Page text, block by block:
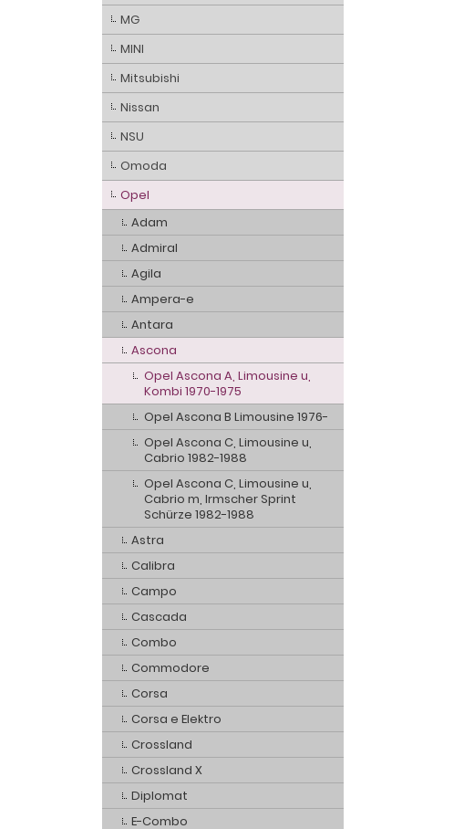
MG
MINI
Mitsubishi
Nissan
NSU
Omoda
Opel
Adam
Admiral
Agila
Ampera-e
Antara
Ascona
Opel Ascona A, Limousine u,
Kombi 1970-1975
Opel Ascona B Limousine 1976-
Opel Ascona C, Limousine u,
Cabrio 1982-1988
Opel Ascona C, Limousine u,
Cabrio m, Irmscher Sprint
Schürze 1982-1988
Astra
Calibra
Campo
Cascada
Combo
Commodore
Corsa
Corsa e Elektro
Crossland
Crossland X
Diplomat
E-Combo